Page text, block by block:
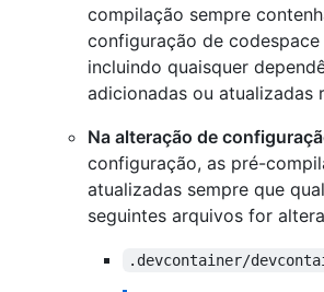
compilação sempre
configuração de codespace
incluindo quaisquer
adicionadas ou atualizadas
Na alteração de
configuração, as pré-
atualizadas sempre que
seguintes arquivos for
.devcontainer/